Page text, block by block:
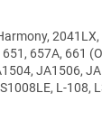
657A, 661
JA1506,
L-108,